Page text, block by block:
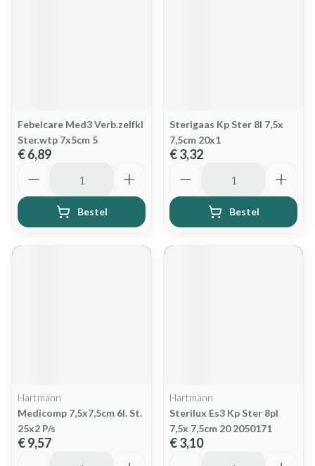
Febelcare Med3 Verb.zelfkl
Ster.wtp 7x5cm 5
€ 6,89
Bestel
Sterigaas Kp Ster 8l 7,5x
7,5cm 20x1
€ 3,32
Bestel
Hartmann
Medicomp 7,5x7,5cm 6l. St.
25x2 P/s
€ 9,57
Hartmann
Sterilux Es3 Kp Ster 8pl
7,5x 7,5cm 20 2050171
€ 3,10